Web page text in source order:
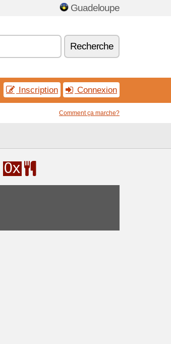
Guadeloupe
Recherche
Inscription Connexion
Comment ça marche?
0x